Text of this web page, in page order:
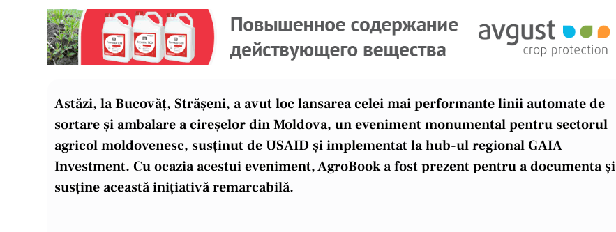
Astăzi, la Bucovăț, Strășeni, a avut loc lansarea celei mai performante linii automate de
sortare și ambalare a cireșelor din Moldova, un eveniment monumental pentru sectorul
agricol moldovenesc, susținut de USAID și implementat la hub-ul regional GAIA
Investment. Cu ocazia acestui eveniment, AgroBook a fost prezent pentru a documenta și
susține această inițiativă remarcabilă.